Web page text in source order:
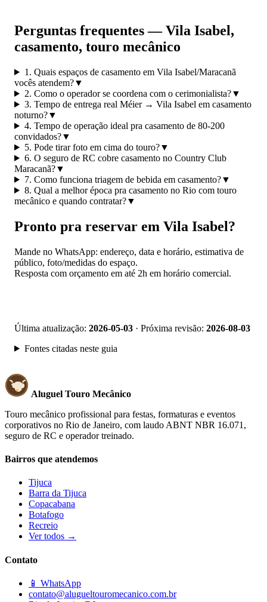
Perguntas frequentes — Vila Isabel,
casamento, touro mecânico
1. Quais espaços de casamento em Vila Isabel/Maracanã
vocês atendem?▼
2. Como o operador se coordena com o cerimonialista?▼
3. Tempo de entrega real Méier → Vila Isabel em casamento
noturno?▼
4. Tempo de operação ideal pra casamento de 80-200
convidados?▼
5. Pode tirar foto em cima do touro?▼
6. O seguro de RC cobre casamento no Country Club
Maracanã?▼
7. Como funciona triagem de bebida em casamento?▼
8. Qual a melhor época pra casamento no Rio com touro
mecânico e quando contratar?▼
Pronto pra reservar em Vila Isabel?
Mande no WhatsApp: endereço, data e horário, estimativa de
público, foto/medidas do espaço.
Resposta com orçamento em até 2h em horário comercial.
Última atualização: 2026-05-03 · Próxima revisão: 2026-08-03
Fontes citadas neste guia
Aluguel Touro Mecânico
Touro mecânico profissional para festas, formaturas e eventos
corporativos no Rio de Janeiro, com laudo ABNT NBR 16.071,
seguro de RC e operador treinado.
Bairros que atendemos
Tijuca
Barra da Tijuca
Copacabana
Botafogo
Recreio
Ver todos →
Contato
📱 WhatsApp
contato@alugueltouromecanico.com.br